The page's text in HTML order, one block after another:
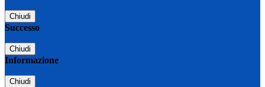
Chiudi
Successo
Chiudi
Informazione
Chiudi